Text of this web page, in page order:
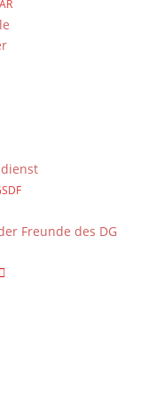
Freunde des DG